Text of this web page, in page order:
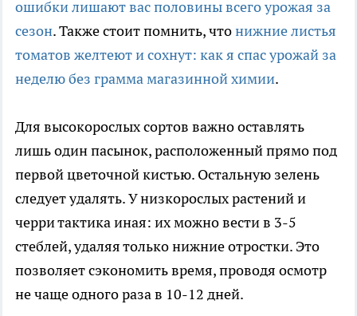
ошибки лишают вас половины всего урожая за
сезон. Также стоит помнить, чтонижние листья
томатов желтеют и сохнут: как я спас урожай за
неделю без грамма магазинной химии.
Для высокорослых сортов важно оставлять
лишь один пасынок, расположенный прямо под
первой цветочной кистью. Остальную зелень
следует удалять. У низкорослых растений и
черри тактика иная: их можно вести в 3-5
стеблей, удаляя только нижние отростки. Это
позволяет сэкономить время, проводя осмотр
не чаще одного раза в 10-12 дней.